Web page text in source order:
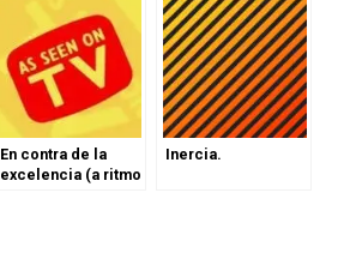
En contra de la
excelencia (a ritmo
Inercia.